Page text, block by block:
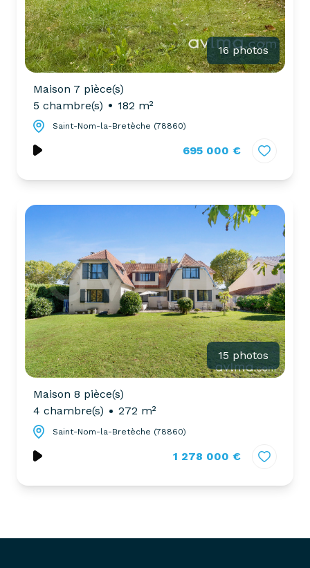
16 photos
Maison 7 pièce(s)
5 chambre(s)
182 m²
Saint-Nom-la-Bretèche (78860)
695 000 €
15 photos
Maison 8 pièce(s)
4 chambre(s)
272 m²
Saint-Nom-la-Bretèche (78860)
1 278 000 €